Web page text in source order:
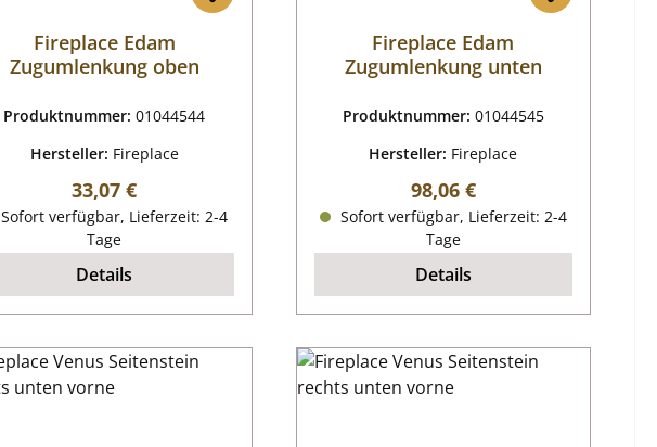
Fireplace Edam
Zugumlenkung oben
Produktnummer:01044544
Hersteller: Fireplace
Regulärer Preis:
33,07 €
Sofort verfügbar, Lieferzeit: 2-4
Tage
Details
Fireplace Edam
Zugumlenkung unten
Produktnummer: 01044545
Hersteller: Fireplace
Regulärer Preis:
98,06 €
Sofort verfügbar, Lieferzeit: 2-4
Tage
Details